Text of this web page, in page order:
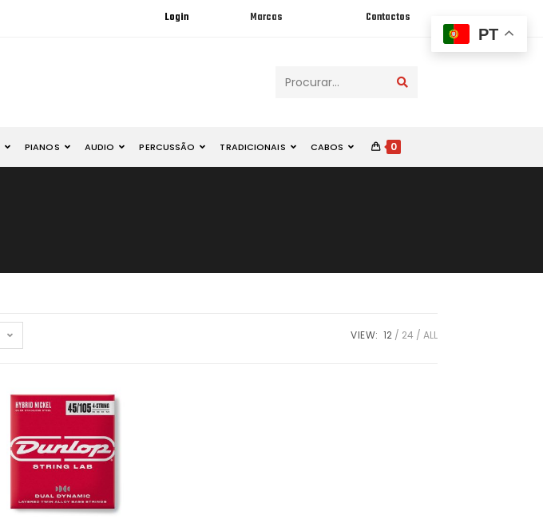
Login Marcas Contactos
Procurar...
PIANOS AUDIO PERCUSSÃO TRADICIONAIS CABOS 0
VIEW: 12 24 ALL
PT